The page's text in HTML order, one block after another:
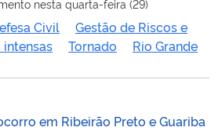
nesta quarta-feira (29)
Civil
Gestão de Riscos e
intensas Tornado
Rio Grande
em Ribeirão Preto e Guariba